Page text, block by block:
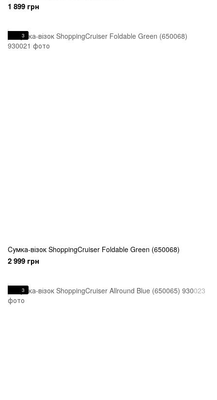
1 899 грн
3
Cумка-візок ShoppingCruiser Foldable Green (650068)
2 999 грн
3